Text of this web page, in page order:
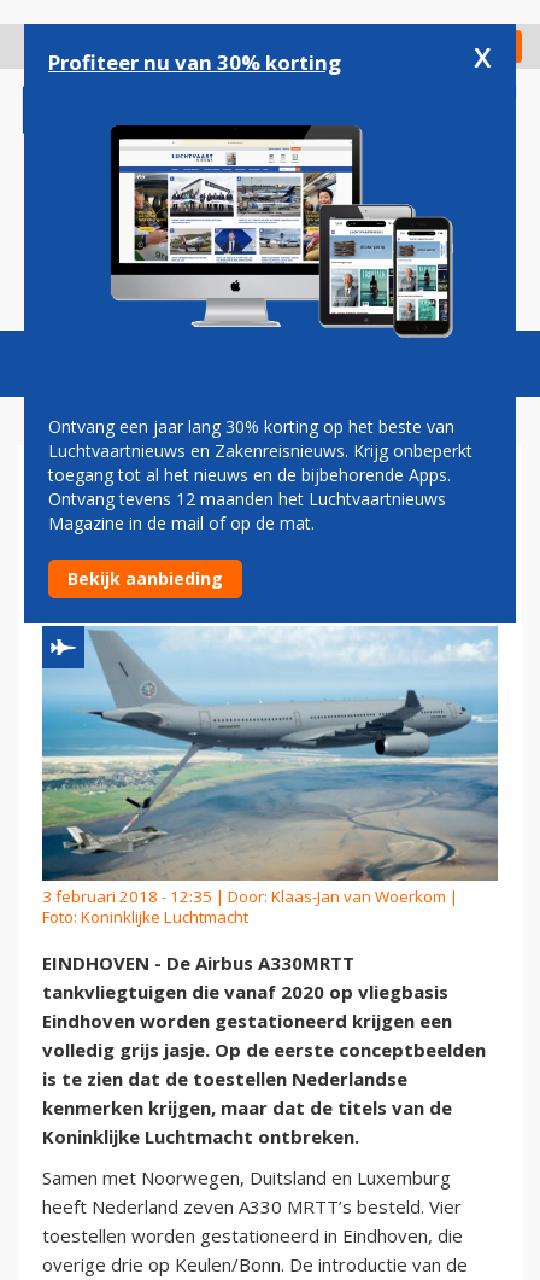
gaan
Check in
Magazine Podcasts Vacatures
LUCHTMACHT ONTHULT
'KLEUREN' NIEUWE AIRBUS
A330
3 februari 2018 - 12:35 | Door: Klaas-Jan van Woerkom |
Foto: Koninklijke Luchtmacht
EINDHOVEN - De Airbus A330MRTT
tankvliegtuigen die vanaf 2020 op vliegbasis
Eindhoven worden gestationeerd krijgen een
volledig grijs jasje. Op de eerste conceptbeelden
is te zien dat de toestellen Nederlandse
kenmerken krijgen, maar dat de titels van de
Koninklijke Luchtmacht ontbreken.
Samen met Noorwegen, Duitsland en Luxemburg
heeft Nederland zeven A330 MRTT’s besteld. Vier
toestellen worden gestationeerd in Eindhoven, die
overige drie op Keulen/Bonn. De introductie van de
Profiteer nu van 30% korting x
Ontvang een jaar lang 30% korting op het beste van
Luchtvaartnieuws en Zakenreisnieuws. Krijg onbeperkt
toegang tot al het nieuws en de bijbehorende Apps.
Ontvang tevens 12 maanden het Luchtvaartnieuws
Magazine in de mail of op de mat.
Bekijk aanbieding